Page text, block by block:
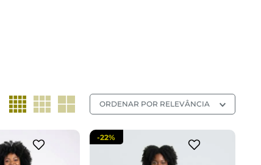
ORDENAR POR RELEVÂNCIA
-22%